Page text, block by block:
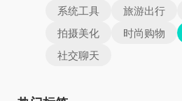
系统工具 旅游出行
拍摄美化
时尚购物
社交聊天